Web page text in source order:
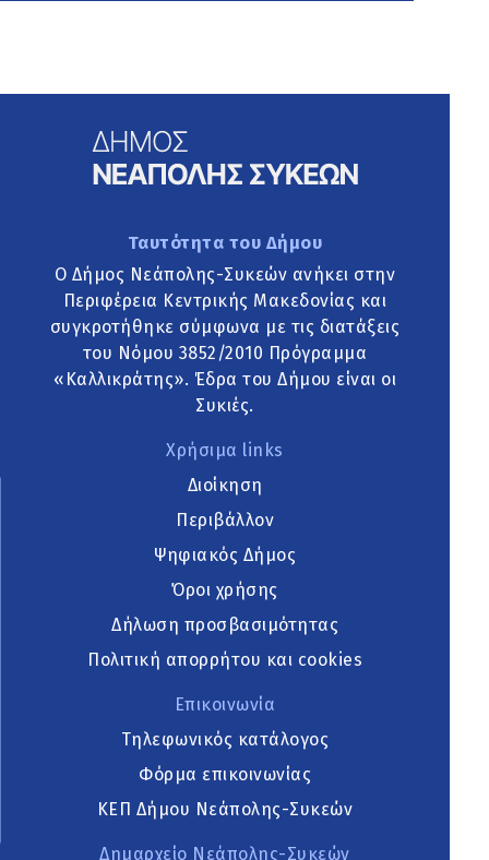
Ταυτότητα του Δήμου
Ο Δήμος Νεάπολης-Συκεών ανήκει στην
Περιφέρεια Κεντρικής Μακεδονίας και
συγκροτήθηκε σύμφωνα με τις διατάξεις
του Νόμου 3852/2010 Πρόγραμμα
«Καλλικράτης». Έδρα του Δήμου είναι οι
Συκιές.
Χρήσιμα links
Διοίκηση
Περιβάλλον
Ψηφιακός Δήμος
Όροι χρήσης
Δήλωση προσβασιμότητας
Πολιτική απορρήτου και cookies
Επικοινωνία
Τηλεφωνικός κατάλογος
Φόρμα επικοινωνίας
ΚΕΠ Δήμου Νεάπολης-Συκεών
Δημαρχείο Νεάπολης-Συκεών